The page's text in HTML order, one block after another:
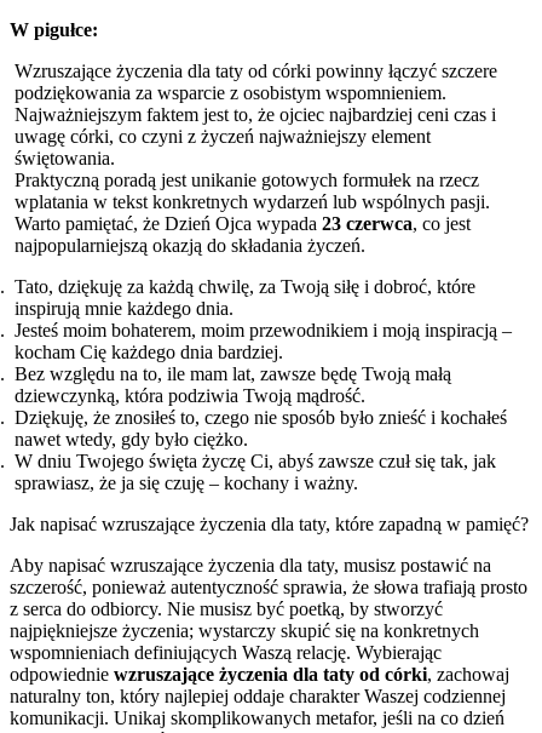
W pigułce:
Wzruszające życzenia dla taty od córki powinny łączyć szczere
podziękowania za wsparcie z osobistym wspomnieniem.
Najważniejszym faktem jest to, że ojciec najbardziej ceni czas i
uwagę córki, co czyni z życzeń najważniejszy element
świętowania.
Praktyczną poradą jest unikanie gotowych formułek na rzecz
wplatania w tekst konkretnych wydarzeń lub wspólnych pasji.
Warto pamiętać, że Dzień Ojca wypada 23 czerwca, co jest
najpopularniejszą okazją do składania życzeń.
Tato, dziękuję za każdą chwilę, za Twoją siłę i dobroć, które
inspirują mnie każdego dnia.
Jesteś moim bohaterem, moim przewodnikiem i moją inspiracją –
kocham Cię każdego dnia bardziej.
Bez względu na to, ile mam lat, zawsze będę Twoją małą
dziewczynką, która podziwia Twoją mądrość.
Dziękuję, że znosiłeś to, czego nie sposób było znieść i kochałeś
nawet wtedy, gdy było ciężko.
W dniu Twojego święta życzę Ci, abyś zawsze czuł się tak, jak
sprawiasz, że ja się czuję – kochany i ważny.
Jak napisać wzruszające życzenia dla taty, które zapadną w pamięć?
Aby napisać wzruszające życzenia dla taty, musisz postawić na
szczerość, ponieważ autentyczność sprawia, że słowa trafiają prosto
z serca do odbiorcy. Nie musisz być poetką, by stworzyć
najpiękniejsze życzenia; wystarczy skupić się na konkretnych
wspomnieniach definiujących Waszą relację. Wybierając
odpowiednie wzruszające życzenia dla taty od córki, zachowaj
naturalny ton, który najlepiej oddaje charakter Waszej codziennej
komunikacji. Unikaj skomplikowanych metafor, jeśli na co dzień